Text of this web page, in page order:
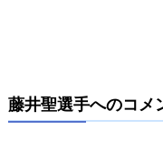
藤井聖選手へのコメ